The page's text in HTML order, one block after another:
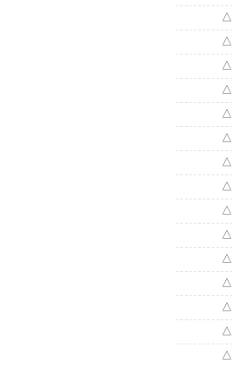
△
△
△
△
△
△
△
△
△
△
△
△
△
△
△